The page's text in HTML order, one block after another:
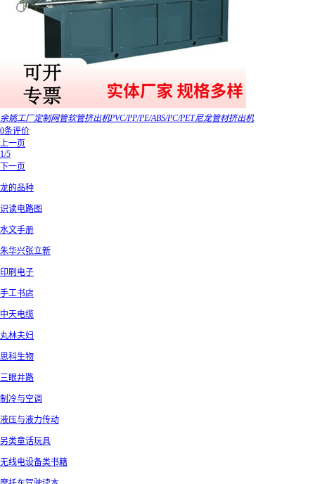
余姚工厂定制网管软管挤出机PVC/PP/PE/ABS/PC/PET尼龙管材挤出机
0条评价
上一页
1/5
下一页
龙的品种
识读电路图
水文手册
朱华兴张立新
印刷电子
手工书店
中天电缆
丸林夫妇
思科生物
三眼井路
制冷与空调
液压与液力传动
另类童话玩具
无线电设备类书籍